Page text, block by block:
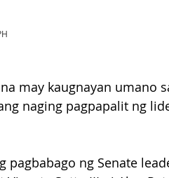
may kaugnayan umano
naging pagpapalit ng
ng Senate